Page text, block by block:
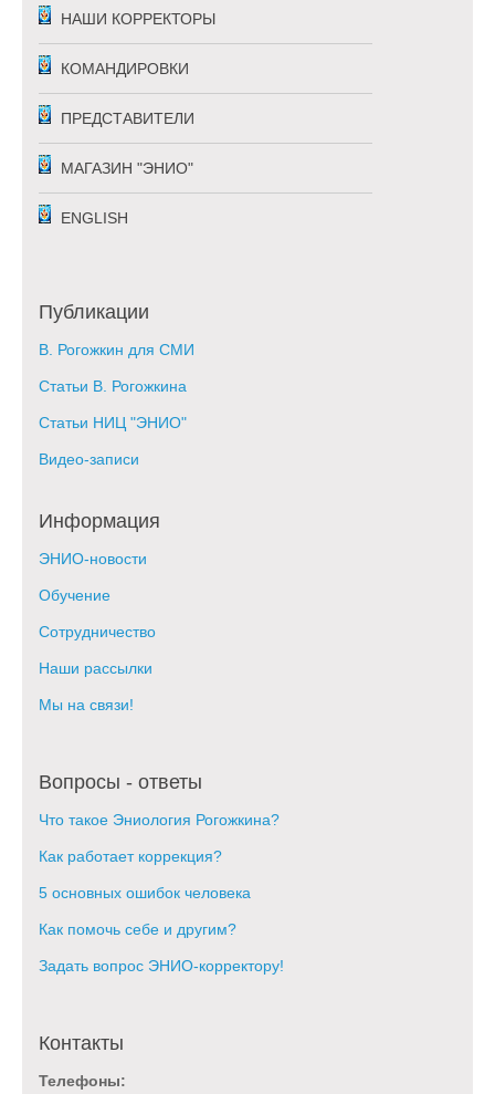
НАШИ КОРРЕКТОРЫ
КОМАНДИРОВКИ
ПРЕДСТАВИТЕЛИ
МАГАЗИН "ЭНИО"
ENGLISH
Публикации
В. Рогожкин для СМИ
Статьи В. Рогожкина
Статьи НИЦ "ЭНИО"
Видео-записи
Информация
ЭНИО-новости
Обучение
Сотрудничество
Наши рассылки
Мы на связи!
Вопросы - ответы
Что такое Эниология Рогожкина?
Как работает коррекция?
5 основных ошибок человека
Как помочь себе и другим?
Задать вопрос ЭНИО-корректору!
Контакты
Телефоны: